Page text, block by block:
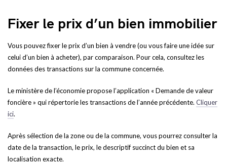
Fixer le prix d’un bien immobilier
Vous pouvez fixer le prix d’un bien à vendre (ou vous faire une idée sur
celui d’un bien à acheter), par comparaison. Pour cela, consultez les
données des transactions sur la commune concernée.
Le ministère de l’économie propose l’application « Demande de valeur
foncière » qui répertorie les transactions de l’année précédente. Cliquer
ici.
Après sélection de la zone ou de la commune, vous pourrez consulter la
date de la transaction, le prix, le descriptif succinct du bien et sa
localisation exacte.